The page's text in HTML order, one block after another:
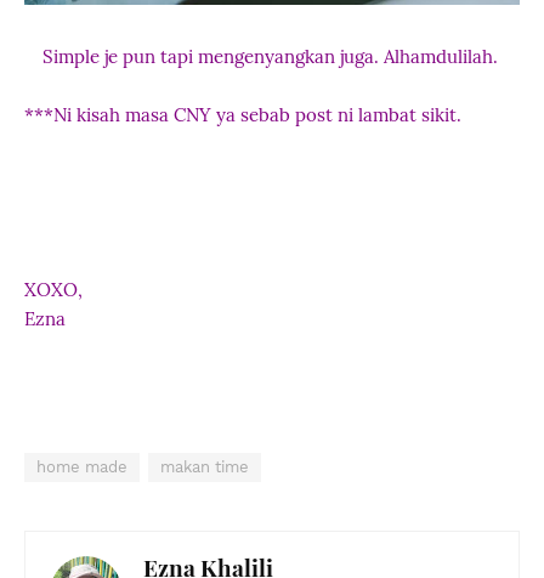
Simple je pun tapi mengenyangkan juga. Alhamdulilah.
***Ni kisah masa CNY ya sebab post ni lambat sikit.
XOXO,
Ezna
home made makan time
Ezna Khalili